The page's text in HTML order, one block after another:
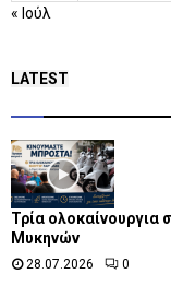
« Ιούλ
LATEST
Τρία
Μυκηνών
28.07.2026 0